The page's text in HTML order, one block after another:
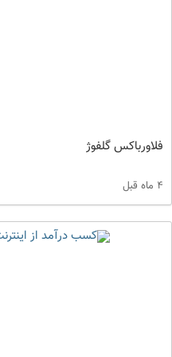
فلاورباکس گلفوژ
4 ماه قبل